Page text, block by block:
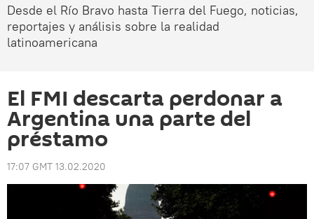
Desde el Río Bravo hasta Tierra del Fuego, noticias,
reportajes y análisis sobre la realidad
latinoamericana
El FMI descarta perdonar a
Argentina una parte del
préstamo
17:07 GMT 13.02.2020